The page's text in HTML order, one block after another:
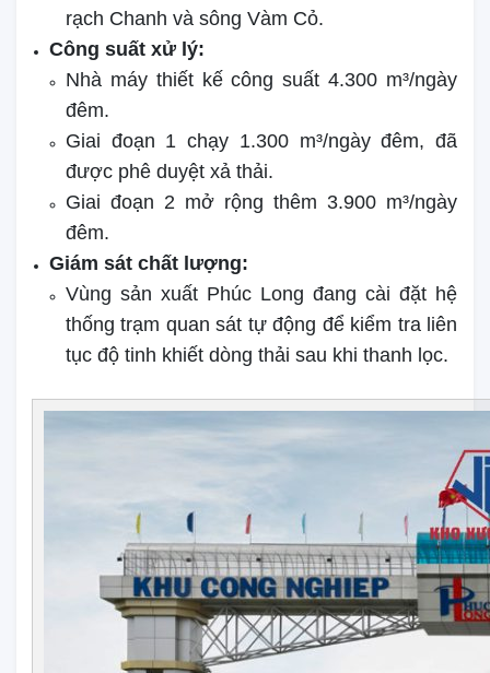
rạch Chanh và sông Vàm Cỏ.
Công suất xử lý:
Nhà máy thiết kế công suất 4.300 m³/ngày
đêm.
Giai đoạn 1 chạy 1.300 m³/ngày đêm, đã
được phê duyệt xả thải.
Giai đoạn 2 mở rộng thêm 3.900 m³/ngày
đêm.
Giám sát chất lượng:
Vùng sản xuất Phúc Long đang cài đặt hệ
thống trạm quan sát tự động để kiểm tra liên
tục độ tinh khiết dòng thải sau khi thanh lọc.